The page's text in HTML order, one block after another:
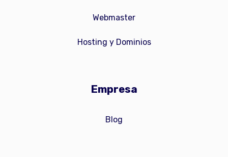
Webmaster
Hosting y Dominios
Empresa
Blog